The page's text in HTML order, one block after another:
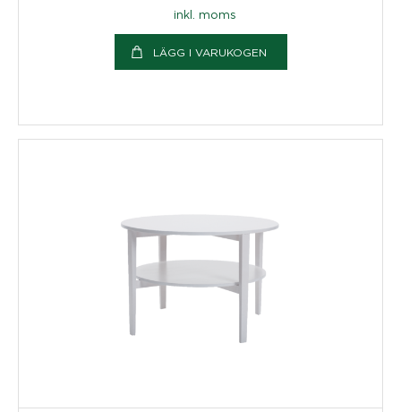
inkl. moms
LÄGG I VARUKOGEN